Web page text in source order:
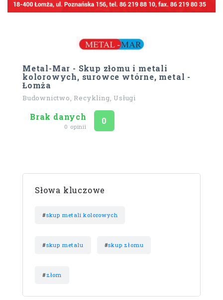
Metal-Mar - Skup złomu i metali
kolorowych, surowce wtórne, metal -
Łomża
Budownictwo, Recykling, Usługi
Brak danych
0 opinii
Ocena
0
Słowa kluczowe
#skup metali kolorowych
#skup metalu #skup złomu
#złom